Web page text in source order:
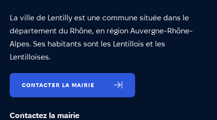
La ville de Lentilly est une commune située dans le
département du Rhône, en région Auvergne-Rhône-
Alpes. Ses habitants sont les Lentillois et les
Lentilloises.
CONTACTER LA MAIRIE
Contactez la mairie